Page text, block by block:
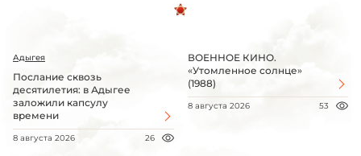
Адыгея
Послание сквозь
десятилетия: в Адыгее
заложили капсулу
времени
8 августа 2026 26
ВОЕННОЕ КИНО.
«Утомленное солнце»
(1988)
8 августа 2026 53